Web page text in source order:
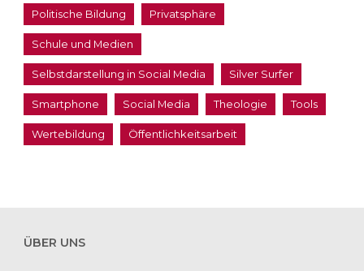
Politische Bildung Privatsphäre
Schule und Medien
Selbstdarstellung in Social Media Silver Surfer
Smartphone Social Media Theologie Tools
Wertebildung Öffentlichkeitsarbeit
ÜBER UNS